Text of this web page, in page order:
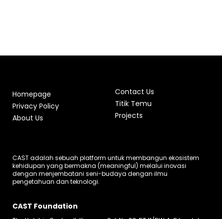
Homepage
Privacy Policy
About Us
Contact Us
Titik Temu
Projects
CAST adalah sebuah platform untuk membangun ekosistem
kehidupan yang bermakna (meaningful) melalui inovasi
dengan menjembatani seni-budaya dengan ilmu
pengetahuan dan teknologi.
CAST Foundation